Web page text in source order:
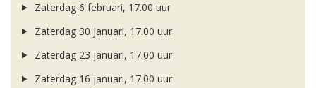
Zaterdag 6 februari, 17.00 uur
Zaterdag 30 januari, 17.00 uur
Zaterdag 23 januari, 17.00 uur
Zaterdag 16 januari, 17.00 uur